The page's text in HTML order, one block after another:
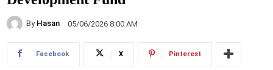
By Hasan 05/06/2026 8:00 AM
Facebook X Pinterest